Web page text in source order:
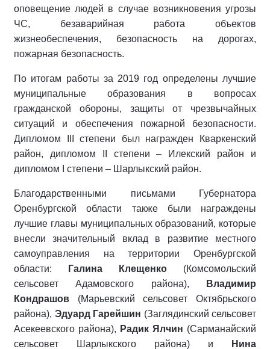
оповещение людей в случае возникновения угрозы
ЧС, безаварийная работа объектов
жизнеобеспечения, безопасность на дорогах,
пожарная безопасность.
По итогам работы за 2019 год определены лучшие
муниципальные образования в вопросах
гражданской обороны, защиты от чрезвычайных
ситуаций и обеспечения пожарной безопасности.
Дипломом III степени был награжден Кваркенский
район, дипломом II степени – Илекский район и
дипломом I степени – Шарлыкский район.
Благодарственными письмами Губернатора
Оренбургской области также были награждены
лучшие главы муниципальных образований, которые
внесли значительный вклад в развитие местного
самоуправления на территории Оренбургской
области:
Галина Клещенко (Комсомольский
сельсовет Адамовского района),
Владимир
Кондрашов (Марьевский сельсовет Октябрьского
района), Эдуард Гарейшин (Заглядинский сельсовет
Асекеевского района), Радик Ялчин (Сарманайский
сельсовет Шарлыкского района) и
Н ина